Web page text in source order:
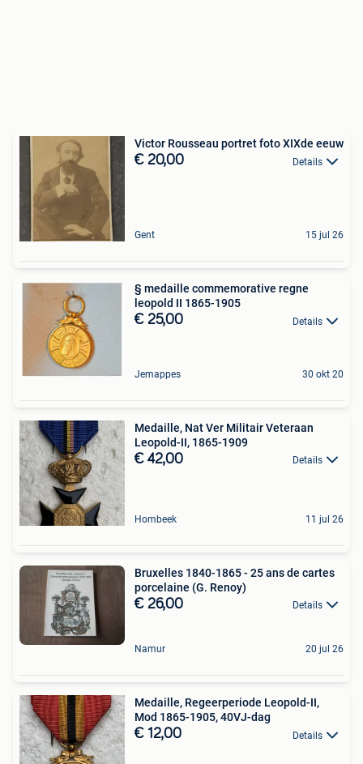
Victor Rousseau portret foto XIXde eeuw
€ 20,00 Details
Gent 15 jul 26
§ medaille commemorative regne
leopold II 1865-1905
€ 25,00 Details
Jemappes 30 okt 20
Medaille, Nat Ver Militair Veteraan
Leopold-II, 1865-1909
€ 42,00 Details
Hombeek 11 jul 26
Bruxelles 1840-1865 - 25 ans de cartes
porcelaine (G. Renoy)
€ 26,00 Details
Namur 20 jul 26
Medaille, Regeerperiode Leopold-II,
Mod 1865-1905, 40VJ-dag
€ 12,00 Details